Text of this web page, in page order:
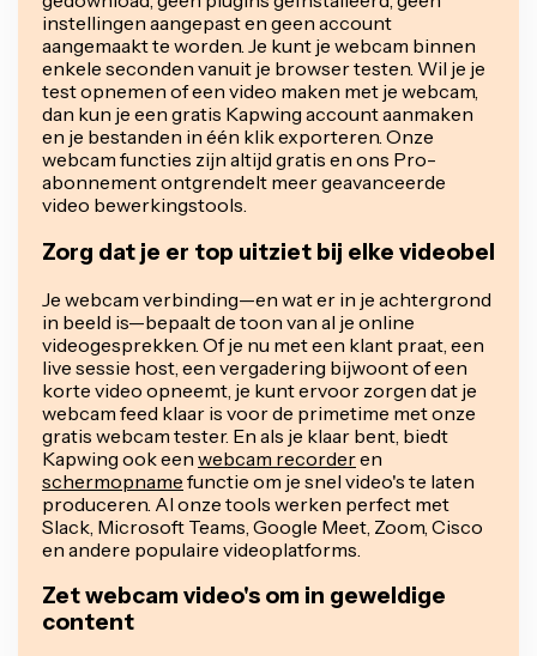
instellingen aangepast en geen account
aangemaakt te worden. Je kunt je webcam binnen
enkele seconden vanuit je browser testen. Wil je je
test opnemen of een video maken met je webcam,
dan kun je een gratis Kapwing account aanmaken
en je bestanden in één klik exporteren. Onze
webcam functies zijn altijd gratis en ons Pro-
abonnement ontgrendelt meer geavanceerde
video bewerkingstools.
Zorg dat je er top uitziet bij elke videobel
Je webcam verbinding—en wat er in je achtergrond
in beeld is—bepaalt de toon van al je online
videogesprekken. Of je nu met een klant praat, een
live sessie host, een vergadering bijwoont of een
korte video opneemt, je kunt ervoor zorgen dat je
webcam feed klaar is voor de primetime met onze
gratis webcam tester. En als je klaar bent, biedt
Kapwing ook een webcam recorderen
schermopname functie om je snel video's te laten
produceren. Al onze tools werken perfect met
Slack, Microsoft Teams, Google Meet, Zoom, Cisco
en andere populaire videoplatforms.
Zet webcam video's om in geweldige
content